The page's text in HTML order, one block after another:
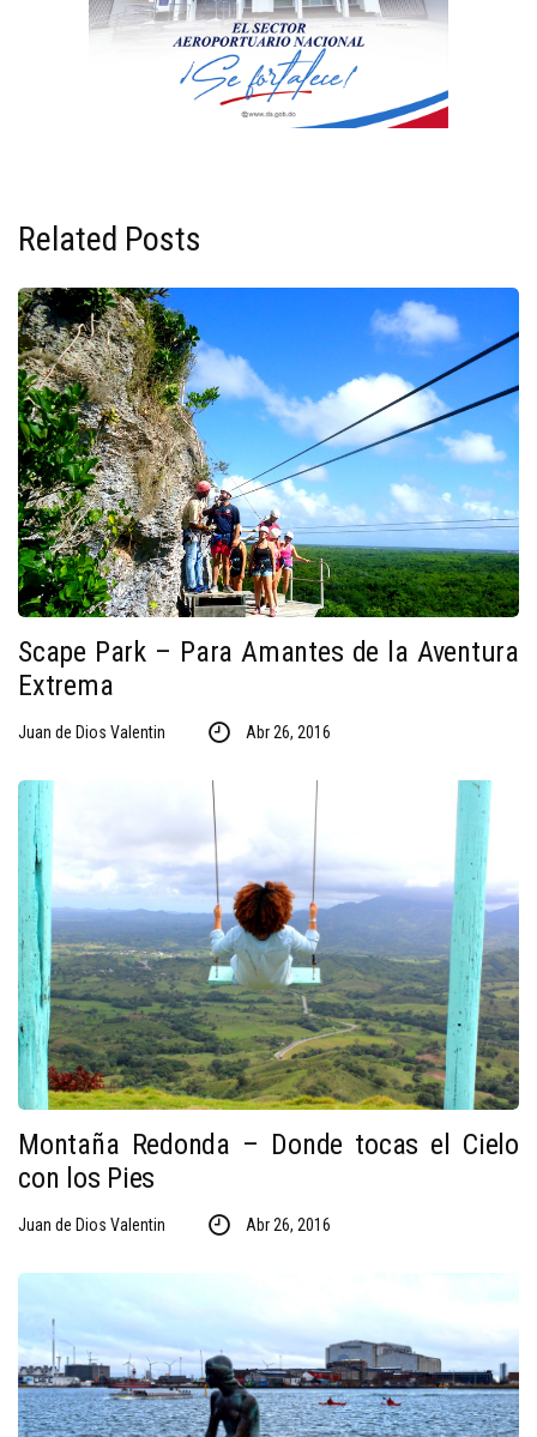
Related Posts
Scape Park – Para Amantes de la Aventura
Extrema
Juan de Dios Valentin Abr 26, 2016
Montaña Redonda – Donde tocas el Cielo
con los Pies
Juan de Dios Valentin Abr 26, 2016